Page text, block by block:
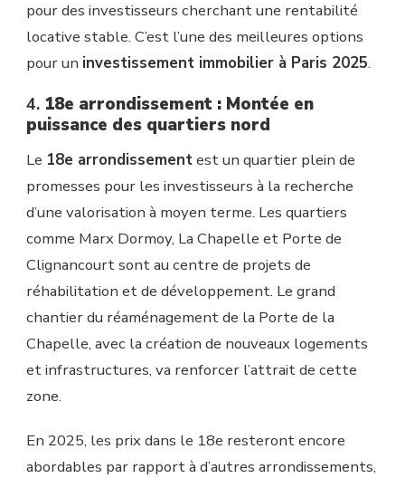
pour des investisseurs cherchant une rentabilité
locative stable. C’est l’une des meilleures options
pour un investissement immobilier à Paris 2025.
4. 18e arrondissement : Montée en
puissance des quartiers nord
Le 18e arrondissementest un quartier plein de
promesses pour les investisseurs à la recherche
d’une valorisation à moyen terme. Les quartiers
comme Marx Dormoy, La Chapelle et Porte de
Clignancourt sont au centre de projets de
réhabilitation et de développement. Le grand
chantier du réaménagement de la Porte de la
Chapelle, avec la création de nouveaux logements
et infrastructures, va renforcer l’attrait de cette
zone.
En 2025, les prix dans le 18e resteront encore
abordables par rapport à d’autres arrondissements,